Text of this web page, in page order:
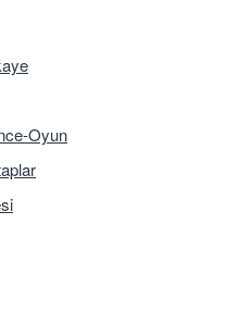
Oyun